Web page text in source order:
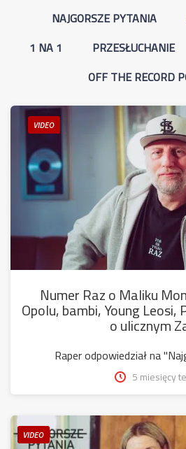
NAJGORSZE PYTANIA
1 NA 1
PRZESŁUCHANIE
OFF THE RECORD
VIDEO
Numer Raz o Maliku
Opolu, bambi, Young Leosi,
o ulicznym
Raper odpowiedział na
5 miesięcy
VIDEO